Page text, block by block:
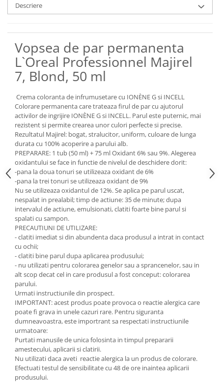
Descriere
Vopsea de par permanenta
L`Oreal Professionnel Majirel
7, Blond, 50 ml
Crema coloranta de infrumusetare cu IONÈNE G si INCELL
Colorare permanenta care trateaza firul de par cu ajutorul
activilor de ingrijire IONÈNE G si INCELL. Parul este puternic, mai
rezistent si permite crearea unor culori perfecte si precise.
Rezultatul Majirel: bogat, stralucitor, uniform, culoare de lunga
durata cu 100% acoperire a parului alb.
PREPARARE: 1 tub (50 ml) + 75 ml Oxidant 6% sau 9%. Alegerea
oxidantului se face in functie de nivelul de deschidere dorit:
-pana la doua tonuri se utilizeaza oxidant de 6%
-pana la trei tonuri se utilizeaza oxidant de 9%
Nu se utilizeaza oxidantul de 12%. Se aplica pe parul uscat,
nespalat in prealabil; timp de actiune: 35 de minute; dupa
intervalul de actiune, emulsionati, clatiti foarte bine parul si
spalati cu sampon.
PRECAUTIUNI DE UTILIZARE:
- clatiti imediat si din abundenta daca produsul a intrat in contact
cu ochii;
- clatiti bine parul dupa aplicarea produsului;
- nu utilizati pentru colorarea genelor sau a sprancenelor, sau in
alt scop decat cel in care produsul a fost conceput: colorarea
parului.
Urmati instructiunile din prospect.
IMPORTANT: acest produs poate provoca o reactie alergica care
poate fi grava in unele cazuri rare. Pentru siguranta
dumneavoastra, este importrant sa respectati instructiunile
urmatoare:
Purtati manusile de unica folosinta in timpul prepararii
amestecului, aplicarii si clatirii.
Nu utilizati daca aveti reactie alergica la un produs de colorare.
Efectuati testul de sensibilitate cu 48 de ore inaintea aplicarii
produsului.